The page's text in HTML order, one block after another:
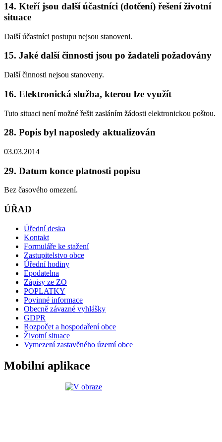
14. Kteří jsou další účastníci (dotčení) řešení životní
situace
Další účastníci postupu nejsou stanoveni.
15. Jaké další činnosti jsou po žadateli požadovány
Další činnosti nejsou stanoveny.
16. Elektronická služba, kterou lze využít
Tuto situaci není možné řešit zasláním žádosti elektronickou poštou.
28. Popis byl naposledy aktualizován
03.03.2014
29. Datum konce platnosti popisu
Bez časového omezení.
ÚŘAD
Úřední deska
Kontakt
Formuláře ke stažení
Zastupitelstvo obce
Úřední hodiny
Epodatelna
Zápisy ze ZO
POPLATKY
Povinné informace
Obecně závazné vyhlášky
GDPR
Rozpočet a hospodaření obce
Životní situace
Vymezení zastavěného území obce
Mobilní aplikace